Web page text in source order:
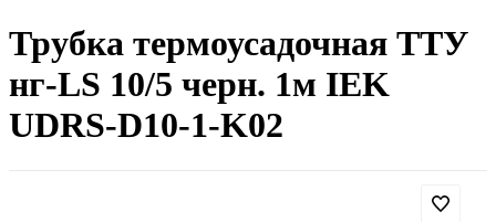
Трубка термоусадочная ТТУ
нг-LS 10/5 черн. 1м IEK
UDRS-D10-1-K02